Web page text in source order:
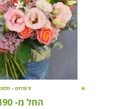
זר פרחים –
החל מ-